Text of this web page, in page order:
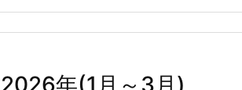
2026年(1月～3月)